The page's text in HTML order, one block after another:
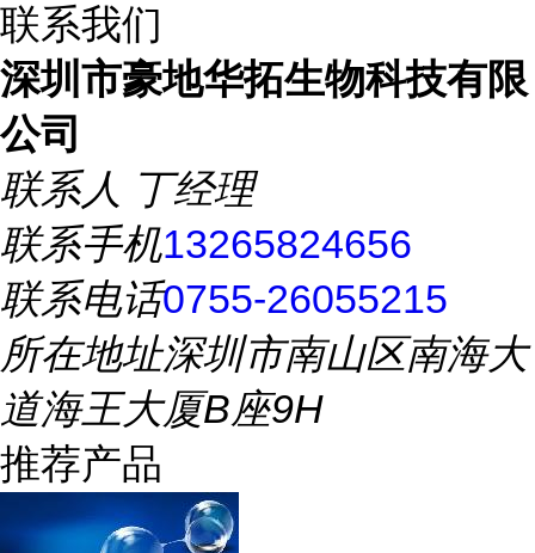
联系我们
深圳市豪地华拓生物科技有限
公司
联系人 丁经理
联系手机13265824656
联系电话0755-26055215
所在地址深圳市南山区南海大
道海王大厦B座9H
推荐产品